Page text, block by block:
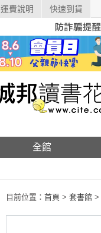
運費說明 快速到貨
全館
目前位置： 首頁 > 套書館 >